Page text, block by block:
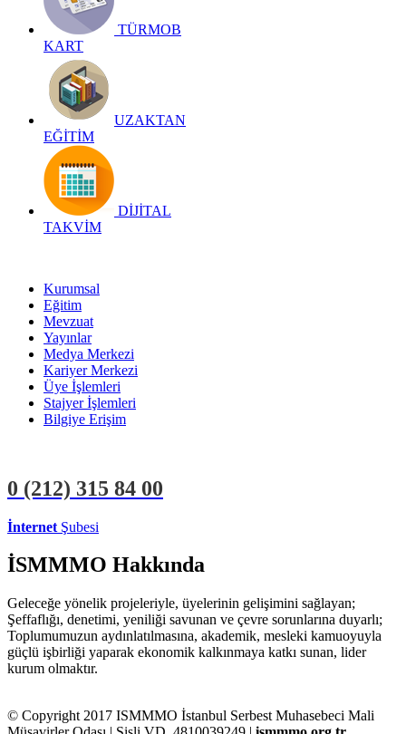
TÜRMOB
KART
UZAKTAN
EĞİTİM
DİJİTAL
TAKVİM
Kurumsal
Eğitim
Mevzuat
Yayınlar
Medya Merkezi
Kariyer Merkezi
Üye İşlemleri
Stajyer İşlemleri
Bilgiye Erişim
0 (212) 315 84 00
İnternet Şubesi
İSMMMO Hakkında
Geleceğe yönelik projeleriyle, üyelerinin gelişimini sağlayan;
Şeffaflığı, denetimi, yeniliği savunan ve çevre sorunlarına duyarlı;
Toplumumuzun aydınlatılmasına, akademik, mesleki kamuoyuyla
güçlü işbirliği yaparak ekonomik kalkınmaya katkı sunan, lider
kurum olmaktır.
© Copyright 2017 ISMMMO İstanbul Serbest Muhasebeci Mali